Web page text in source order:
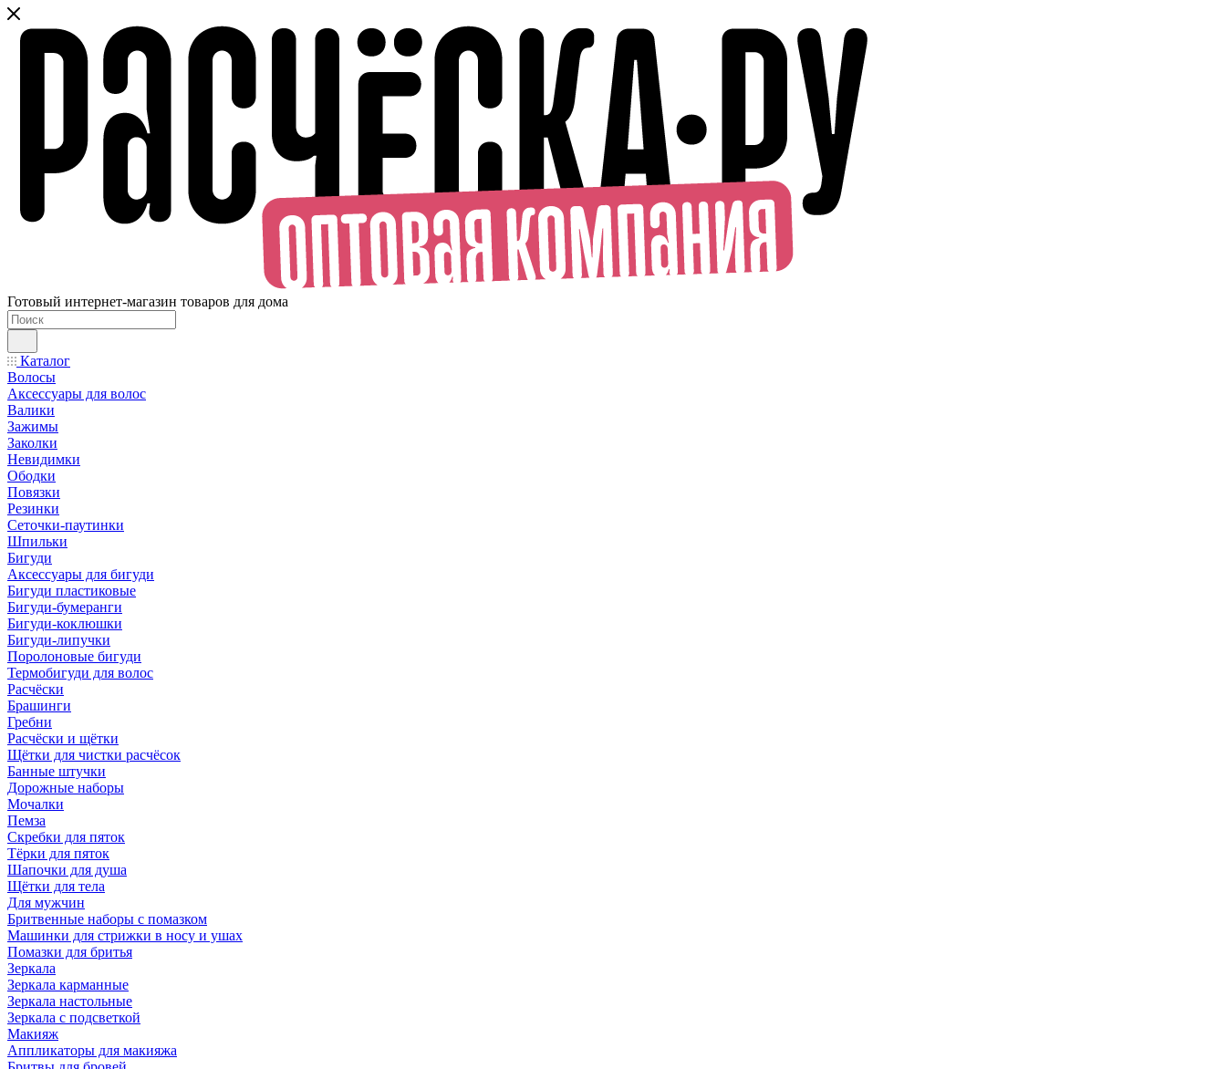
Готовый интернет-магазин товаров для дома
Каталог
Волосы
Аксессуары для волос
Валики
Зажимы
Заколки
Невидимки
Ободки
Повязки
Резинки
Сеточки-паутинки
Шпильки
Бигуди
Аксессуары для бигуди
Бигуди пластиковые
Бигуди-бумеранги
Бигуди-коклюшки
Бигуди-липучки
Поролоновые бигуди
Термобигуди для волос
Расчёски
Брашинги
Гребни
Расчёски и щётки
Щётки для чистки расчёсок
Банные штучки
Дорожные наборы
Мочалки
Пемза
Скребки для пяток
Тёрки для пяток
Шапочки для душа
Щётки для тела
Для мужчин
Бритвенные наборы с помазком
Машинки для стрижки в носу и ушах
Помазки для бритья
Зеркала
Зеркала карманные
Зеркала настольные
Зеркала с подсветкой
Макияж
Аппликаторы для макияжа